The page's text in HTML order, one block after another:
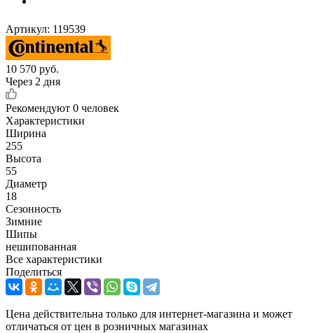
Артикул: 119539
10 570 руб.
Через 2 дня
Рекомендуют 0 человек
Характеристики
Ширина
255
Высота
55
Диаметр
18
Сезонность
Зимние
Шипы
нешипованная
Все характеристики
Поделиться
Цена действительна только для интернет-магазина и может
отличаться от цен в розничных магазинах